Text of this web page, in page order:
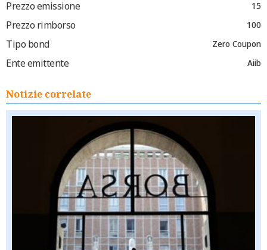
Prezzo emissione 15
Prezzo rimborso 100
Tipo bond Zero Coupon
Ente emittente Aiib
Notizie correlate